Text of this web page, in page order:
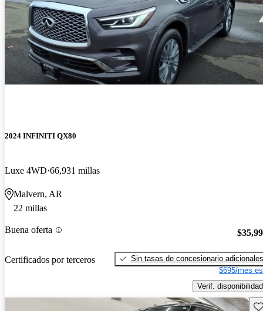
2024 INFINITI QX80
Luxe 4WD 66,931 millas
Malvern, AR
22 millas
Buena oferta
Certificados por terceros
Sin tasas de concesionario adicionales
$695/mes
Verif. disponibilidad